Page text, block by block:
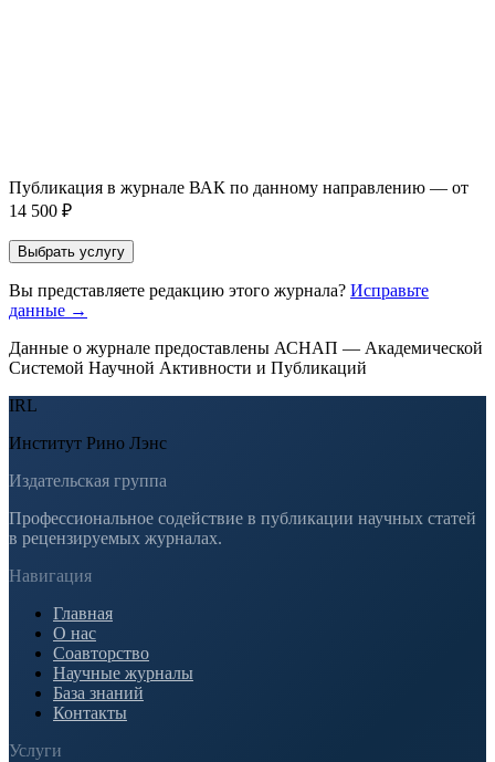
Публикация в журнале ВАК по данному направлению — от
14 500 ₽
Выбрать услугу
Вы представляете редакцию этого журнала? Исправьте
данные →
Данные о журнале предоставлены АСНАП — Академической
Системой Научной Активности и Публикаций
IRL
Институт Рино Лэнс
Издательская группа
Профессиональное содействие в публикации научных статей
в рецензируемых журналах.
Навигация
Главная
О нас
Соавторство
Научные журналы
База знаний
Контакты
Услуги